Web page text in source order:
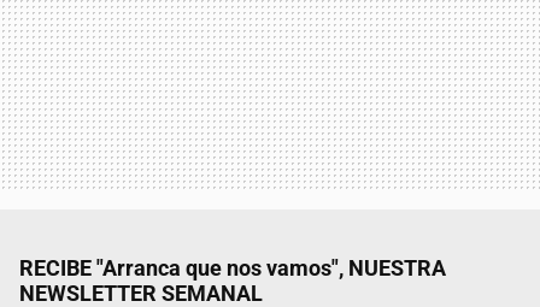
RECIBE "Arranca que nos vamos", NUESTRA
NEWSLETTER SEMANAL